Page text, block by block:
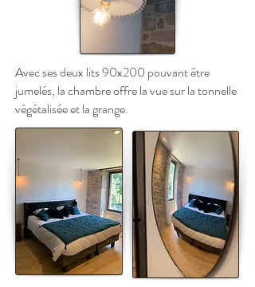
Avec ses deux lits 90x200 pouvant être
jumelés, la chambre offre la vue sur la tonnelle
végétalisée et la grange.